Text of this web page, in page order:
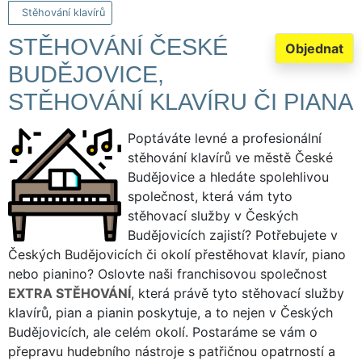
Stěhování klavírů
Objednat
STĚHOVÁNÍ ČESKÉ
BUDĚJOVICE,
STĚHOVÁNÍ KLAVÍRU ČI PIANA
Poptáváte levné a profesionální
stěhování klavírů ve městě České
Budějovice a hledáte spolehlivou
společnost, která vám tyto
stěhovací služby v Českých
Budějovicích zajistí? Potřebujete v
Českých Budějovicích či okolí přestěhovat klavír, piano
nebo pianino? Oslovte naši franchisovou společnost
EXTRA STĚHOVÁNÍ, která právě tyto stěhovací služby
klavírů, pian a pianin poskytuje, a to nejen v Českých
Budějovicích, ale celém okolí. Postaráme se vám o
přepravu hudebního nástroje s patřičnou opatrností a